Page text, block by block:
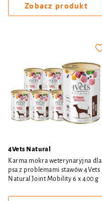
Zobacz produkt
4Vets Natural
Karma mokra weterynaryjna dla
psa z problemami stawów 4Vets
Natural Joint Mobility 6 x 400 g